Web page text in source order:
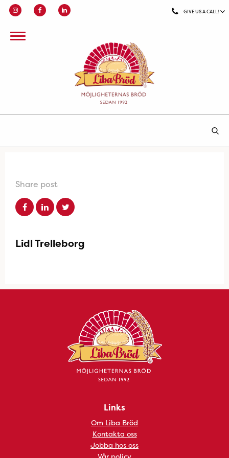
GIVE US A CALL!
Share post
Lidl Trelleborg
Links
Om Liba Bröd
Kontakta oss
Jobba hos oss